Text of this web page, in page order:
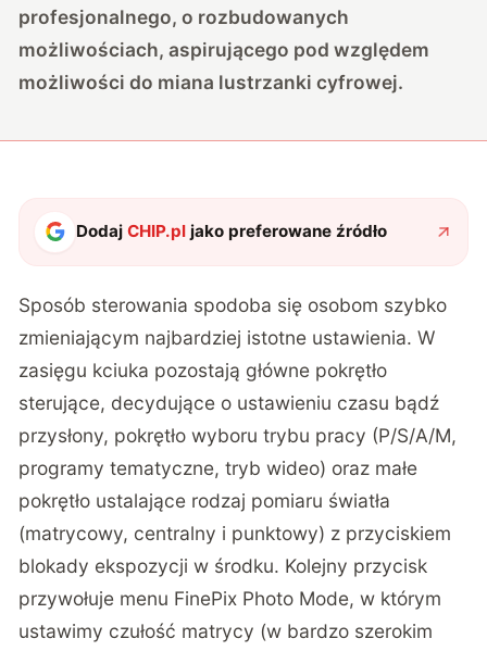
profesjonalnego, o rozbudowanych
możliwościach, aspirującego pod względem
możliwości do miana lustrzanki cyfrowej.
DodajCHIP.pl jako preferowane źródło
Sposób sterowania spodoba się osobom szybko
zmieniającym najbardziej istotne ustawienia. W
zasięgu kciuka pozostają główne pokrętło
sterujące, decydujące o ustawieniu czasu bądź
przysłony, pokrętło wyboru trybu pracy (P/S/A/M,
programy tematyczne, tryb wideo) oraz małe
pokrętło ustalające rodzaj pomiaru światła
(matrycowy, centralny i punktowy) z przyciskiem
blokady ekspozycji w środku. Kolejny przycisk
przywołuje menu FinePix Photo Mode, w którym
ustawimy czułość matrycy (w bardzo szerokim